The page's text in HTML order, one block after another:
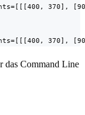
370],
370],
das Command Line